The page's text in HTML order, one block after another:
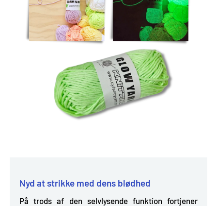
Nyd at strikke med dens blødhed
På trods af den selvlysende funktion fortjener